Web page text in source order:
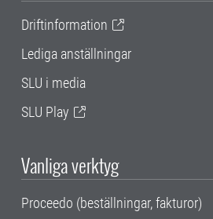
Driftinformation
Lediga anställningar
SLU i media
SLU Play
Vanliga verktyg
Proceedo (beställningar, fakturor)